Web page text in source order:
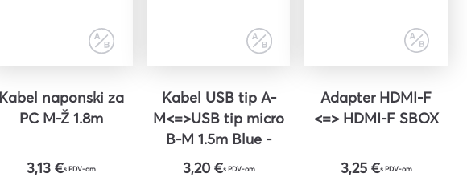
Kabel naponski za
PC M-Ž 1.8m
3,13 €s PDV-om
Kabel USB tip A-
M<=>USB tip micro
B-M 1.5m Blue -
SBOX pleteni
3,20 €s PDV-om
Adapter HDMI-F
<=> HDMI-F SBOX
3,25 €s PDV-om